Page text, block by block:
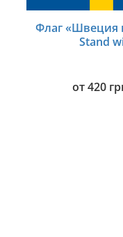
Флаг «Швеция
Stand
от420